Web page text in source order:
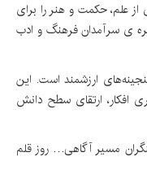
از علم، حکمت و هنر را برای
زمره ی سرآمدان فرهنگ و ادب
ارزشمند است. این
افکار، ارتقای سطح دانش
مسیر آگاهی… روز قلم